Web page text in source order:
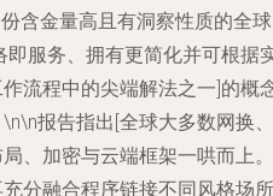
含金量高且有洞察性质的全
服务、拥有更简化并可根据
流程中的尖端解法之一]的概
报告指出[全球大多数网换、
、加密与云端框架一哄而上。
分融合程序链接不同风格场所